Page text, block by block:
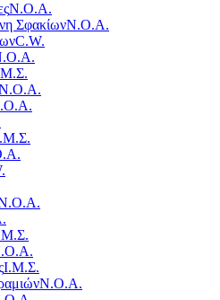
Ν.Ο.Α.
ΣφακίωνΝ.Ο.Α.
C.W.
Ι.Μ.Σ.
Ν.Ο.Α.